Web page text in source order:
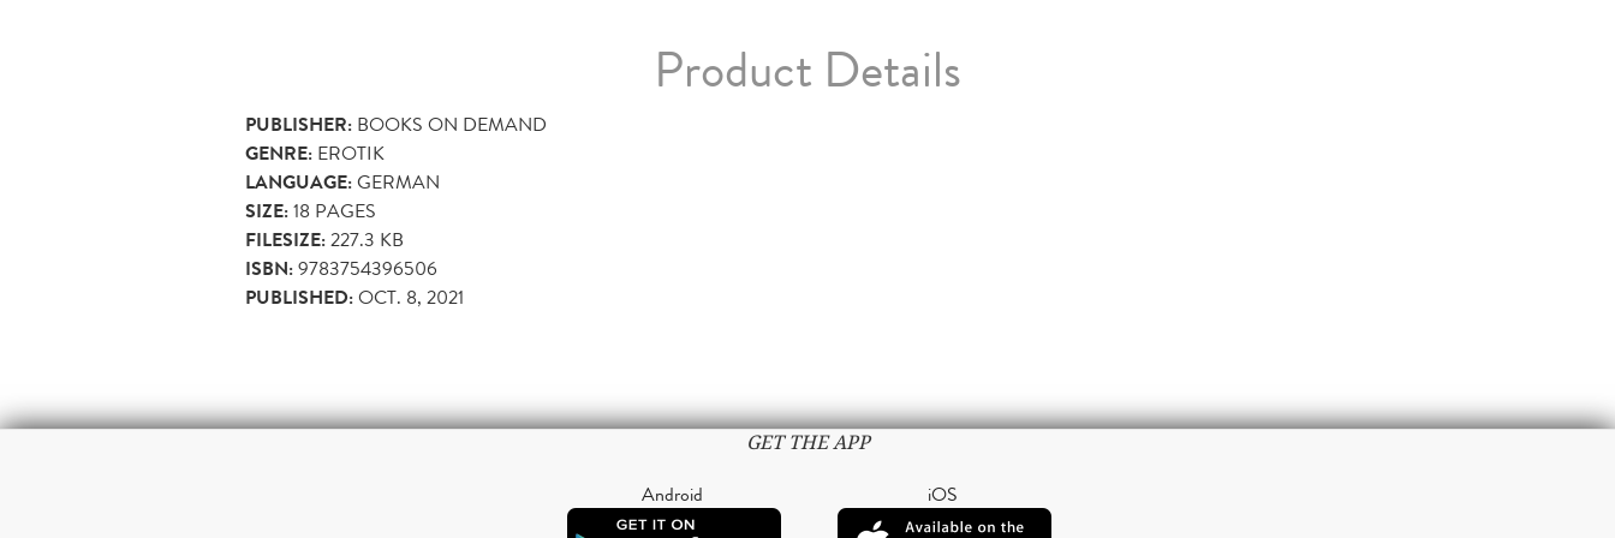
Product Details
PUBLISHER: BOOKS ON DEMAND
GENRE: EROTIK
LANGUAGE:GERMAN
SIZE:18 PAGES
FILESIZE:227.3 KB
ISBN:9783754396506
PUBLISHED:OCT. 8, 2021
GET THE APP
Android iOS